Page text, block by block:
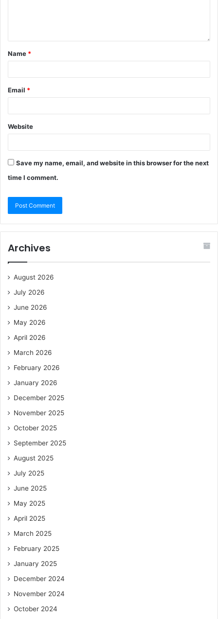
Name *
Email *
Website
Save my name, email, and website in this browser for the next
time I comment.
Archives
August 2026
July 2026
June 2026
May 2026
April 2026
March 2026
February 2026
January 2026
December 2025
November 2025
October 2025
September 2025
August 2025
July 2025
June 2025
May 2025
April 2025
March 2025
February 2025
January 2025
December 2024
November 2024
October 2024